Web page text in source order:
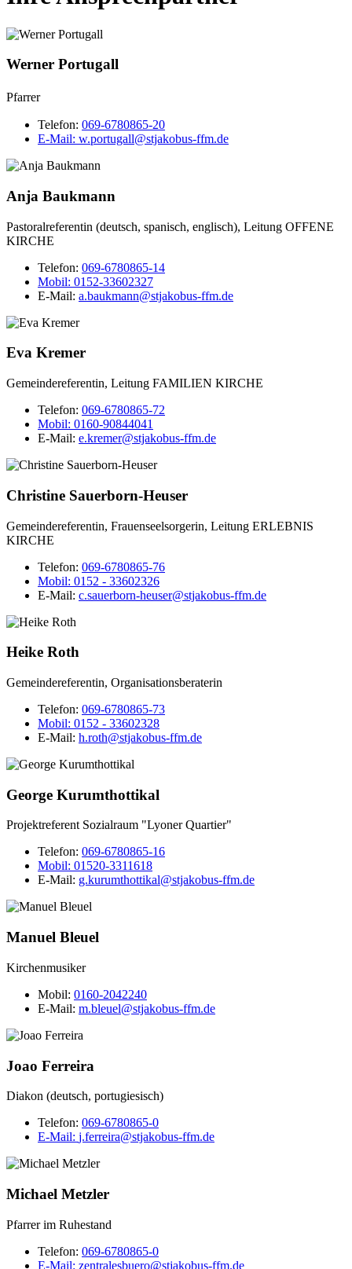
Werner Portugall
Pfarrer
Telefon: 069-6780865-20
E-Mail: w.portugall@stjakobus-ffm.de
Anja Baukmann
Pastoralreferentin (deutsch, spanisch, englisch), Leitung OFFENE
KIRCHE
Telefon: 069-6780865-14
Mobil: 0152-33602327
E-Mail: a.baukmann@stjakobus-ffm.de
Eva Kremer
Gemeindereferentin, Leitung FAMILIEN KIRCHE
Telefon: 069-6780865-72
Mobil: 0160-90844041
E-Mail: e.kremer@stjakobus-ffm.de
Christine Sauerborn-Heuser
Gemeindereferentin, Frauenseelsorgerin, Leitung ERLEBNIS
KIRCHE
Telefon: 069-6780865-76
Mobil: 0152 - 33602326
E-Mail: c.sauerborn-heuser@stjakobus-ffm.de
Heike Roth
Gemeindereferentin, Organisationsberaterin
Telefon: 069-6780865-73
Mobil: 0152 - 33602328
E-Mail: h.roth@stjakobus-ffm.de
George Kurumthottikal
Projektreferent Sozialraum "Lyoner Quartier"
Telefon: 069-6780865-16
Mobil: 01520-3311618
E-Mail: g.kurumthottikal@stjakobus-ffm.de
Manuel Bleuel
Kirchenmusiker
Mobil: 0160-2042240
E-Mail: m.bleuel@stjakobus-ffm.de
Joao Ferreira
Diakon (deutsch, portugiesisch)
Telefon: 069-6780865-0
E-Mail: j.ferreira@stjakobus-ffm.de
Michael Metzler
Pfarrer im Ruhestand
Telefon: 069-6780865-0
E-Mail: zentralesbuero@stjakobus-ffm.de